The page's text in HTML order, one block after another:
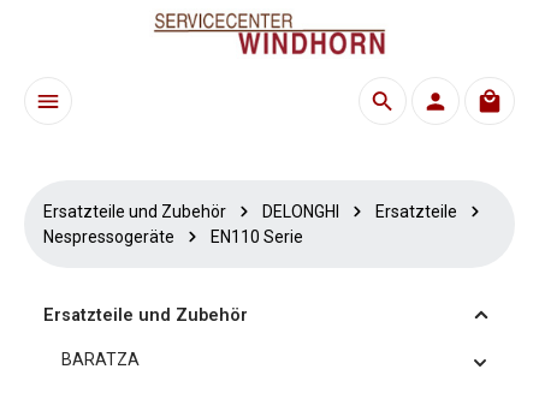
Zum Hauptinhalt springen
Ersatzteile und Zubehör DELONGHI
Ersatzteile
Nespressogeräte
EN110 Serie
Ersatzteile und Zubehör
BARATZA